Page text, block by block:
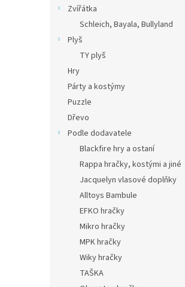
Zvířátka
Schleich, Bayala, Bullyland
Plyš
TY plyš
Hry
Párty a kostýmy
Puzzle
Dřevo
Podle dodavatele
Blackfire hry a ostaní
Rappa hračky, kostými a jiné
Jacquelyn vlasové doplňky
Alltoys Bambule
EFKO hračky
Mikro hračky
MPK hračky
Wiky hračky
TAŠKA